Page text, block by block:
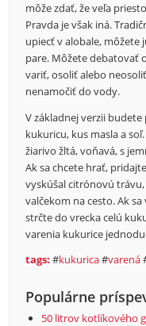
môže zdať, že veľa
Pravda je však iná.
upiecť v alobale, môžete
pare. Môžete debatovať
variť, osoliť alebo
nenamočiť do vody.
V základnej verzii
kukuricu, kus masla a
žiarivo žltá, voňavá, s
Ak sa chcete hrať,
vyskúšal citrónovú
valčekom na cesto. Ak
strčte do vrecka celú
varenia kukurice
tags: #kukurica#varená
Populárne
50 litrov kotlíkového